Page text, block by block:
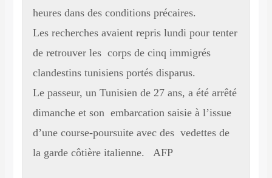
heures dans des conditions précaires.
Les recherches avaient repris lundi pour tenter
de retrouver les corps de cinq immigrés
clandestins tunisiens portés disparus.
Le passeur, un Tunisien de 27 ans, a été arrêté
dimanche et son embarcation saisie à l’issue
d’une course-poursuite avec des vedettes de
la garde côtière italienne. AFP